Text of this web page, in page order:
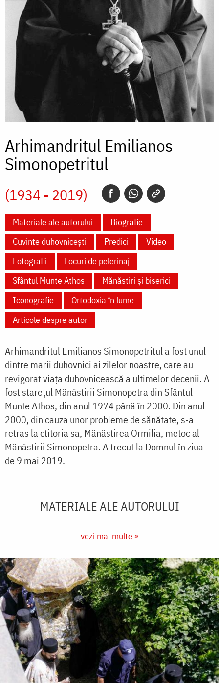
Arhimandritul Emilianos
Simonopetritul
(1934 - 2019)
Materiale ale autorului
Biografie
Cuvinte duhovnicești
Predici
Video
Fotografii
Locuri de pelerinaj
Sfântul Munte Athos
Mănăstiri și biserici
Iconografie
Ortodoxia în lume
Articole despre autor
Arhimandritul Emilianos Simonopetritul a fost unul
dintre marii duhovnici ai zilelor noastre, care au
revigorat viața duhovnicească a ultimelor decenii. A
fost starețul Mănăstirii Simonopetra din Sfântul
Munte Athos, din anul 1974 până în 2000. Din anul
2000, din cauza unor probleme de sănătate, s-a
retras la ctitoria sa, Mănăstirea Ormilia, metoc al
Mănăstirii Simonopetra. A trecut la Domnul în ziua
de 9 mai 2019.
MATERIALE ALE AUTORULUI
vezi mai multe »